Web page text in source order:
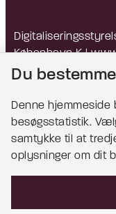
København K |
EAN:
Bemærk!
Du
Denne
besøgsstatistik.
samtykke til at
oplysninger om dit